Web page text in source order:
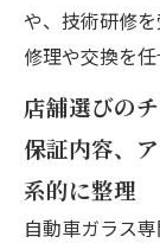
や、技術研修
修理や交換を任
店舗選びの
保証内容、
系的に整理
自動車ガラス